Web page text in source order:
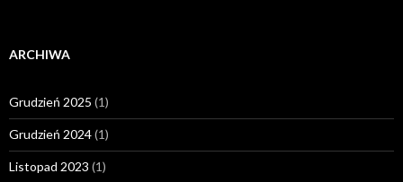
ARCHIWA
Grudzień 2025 (1)
Grudzień 2024(1)
Listopad 2023 (1)